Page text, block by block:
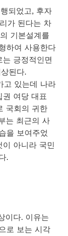
되었고, 후자
가 된다는 차
기본설계를
하여 사용한다
긍정적인면
된다.
고 있는데 나라
여당 대표
국회의 귀한
는 최근의 사
을 보여주었
아니라 국민
.
이다. 이유는
로 보는 시각